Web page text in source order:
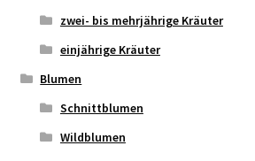
zwei- bis mehrjährige Kräuter
einjährige Kräuter
Blumen
Schnittblumen
Wildblumen